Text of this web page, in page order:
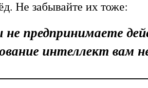
Не забывайте их тоже:
не предпринимаете
интеллект вам